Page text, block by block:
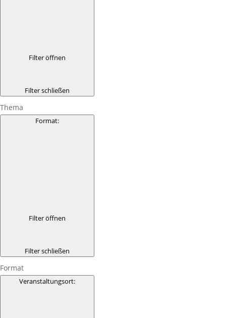
Filter öffnen
Filter schließen
Thema
Format:
Filter öffnen
Filter schließen
Format
Veranstaltungsort: